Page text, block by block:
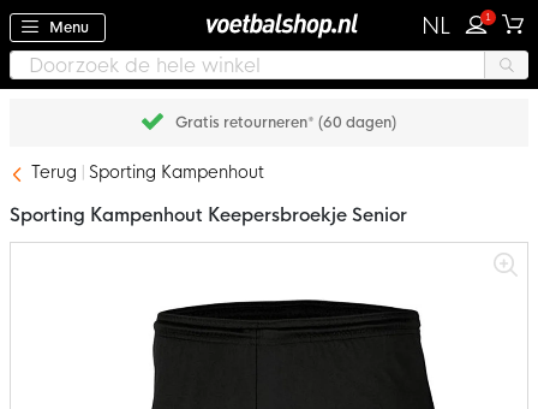
Menu NL 1
Gratis retourneren* (60 dagen)
Terug Sporting Kampenhout
Sporting Kampenhout Keepersbroekje Senior